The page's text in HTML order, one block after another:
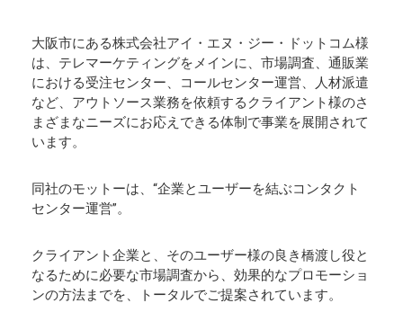
大阪市にある株式会社アイ・エヌ・ジー・ドットコム様
は、テレマーケティングをメインに、市場調査、通販業
における受注センター、コールセンター運営、人材派遣
など、アウトソース業務を依頼するクライアント様のさ
まざまなニーズにお応えできる体制で事業を展開されて
います。
同社のモットーは、“企業とユーザーを結ぶコンタクト
センター運営”。
クライアント企業と、そのユーザー様の良き橋渡し役と
なるために必要な市場調査から、効果的なプロモーショ
ンの方法までを、トータルでご提案されています。